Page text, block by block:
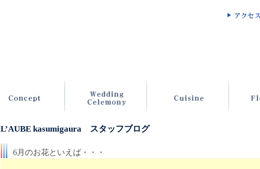
L’AUBE kasumigaura スタッフブログ
6月のお花といえば・・・